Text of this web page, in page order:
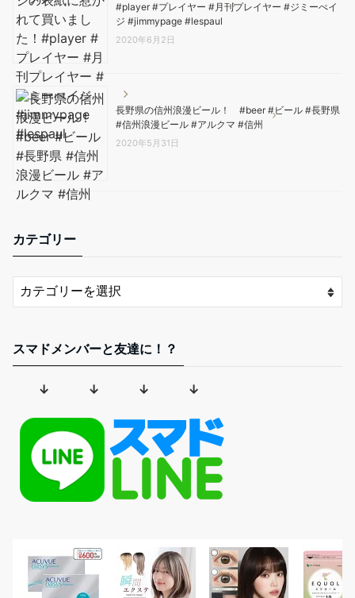
#player #プレイヤー #月刊プレイヤー #ジミーぺイ
ジ #jimmypage #lespaul
2020年6月2日
長野県の信州浪漫ビール！ #beer #ビール #長野県
#信州浪漫ビール #アルクマ #信州
2020年5月31日
カテゴリー
スマドメンバーと友達に！？
↓ ↓ ↓ ↓